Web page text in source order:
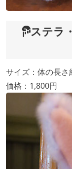
ステラ
サイズ：体の長さ
価格：1,800円